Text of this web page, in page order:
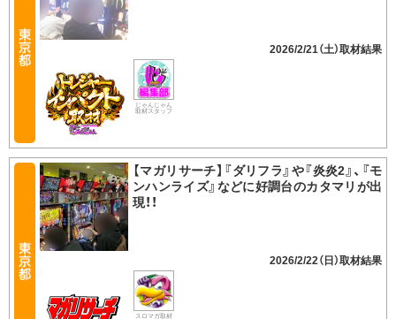
2026/2/21（土）
じゃんじゃん
取材スタッフ
【マガリサーチ】『ダリフラ』や『炎炎2』、『モ
ンハンライズ』などに好調台のカタマリが出
現！！
2026/2/22（日）
スロマガ取材